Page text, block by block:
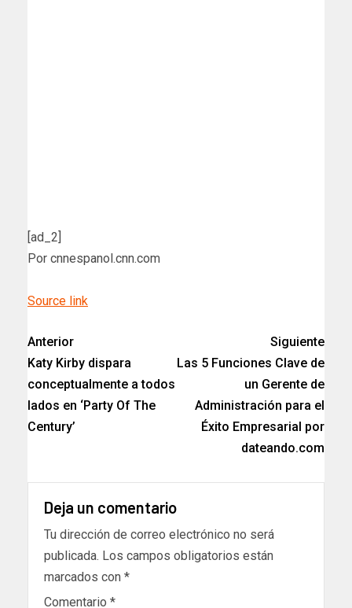
[ad_2]
Por cnnespanol.cnn.com
Source link
Anterior
Katy Kirby dispara
conceptualmente a todos
lados en ‘Party Of The
Century’
Siguiente
Las 5 Funciones Clave de
un Gerente de
Administración para el
Éxito Empresarial por
dateando.com
Deja un comentario
Tu dirección de correo electrónico no será
publicada. Los campos obligatorios están
marcados con *
Comentario *